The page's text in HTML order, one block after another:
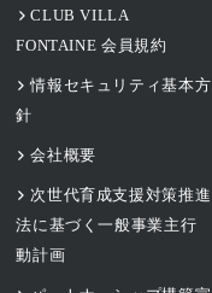
CLUB VILLA
FONTAINE 会員規約
情報セキュリティ基本方
針
会社概要
次世代育成支援対策推進
法に基づく一般事業主行
動計画